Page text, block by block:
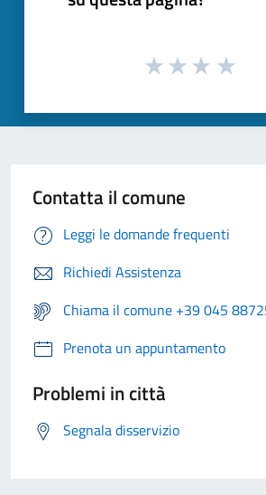
Contatta il comune
Leggi le domande frequenti
Richiedi Assistenza
Chiama il comune +39 045
Prenota un appuntamento
Problemi in città
Segnala disservizio